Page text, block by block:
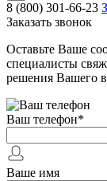
8 (800) 301-66-23
Заказать звонок
Оставьте Ваше
специалисты
решения Вашего
Ваш телефон*
Ваше имя